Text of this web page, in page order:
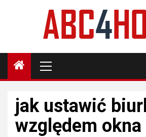
Menu
jak ustawić
względem okna